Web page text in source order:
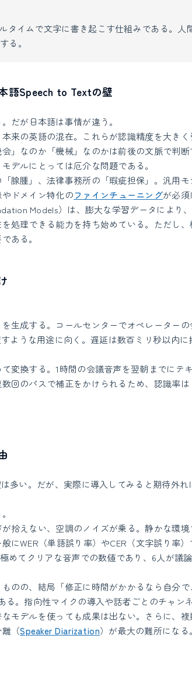
タイムで文字に書き起こす仕組みである。人
る。
語Speech to Textの壁
だが日本語は事情が違う。
来の英語の混在。これらが認識精度を大きく
」なのか「機械」なのかは前後の文脈で判断
デルにとっては厄介な問題である。
腺腫」、法律事務所の「瑕疵担保」。汎用モ
ドメイン特化のファインチューニングが必須
Models）は、膨大な学習データにより
処理できる能力を持ち始めている。ただし、
ある。
生成する。コールセンターでオペレーターの
ような用途に向く。遅延は数百ミリ秒以内に
変換する。1時間の会議音声を翌朝までにテ
回のパスで補正をかけられるため、認識率は
多い。だが、実際に導入してみると期待外れ
拾えない、空調のノイズが乗る。静かな環境
にWER（単語誤り率）やCER（文字誤り率）
めてクリアな音声での数値であり、6人が議
のの、結局「修正に時間がかかるなら自分で
る。指向性マイクの導入や話者ごとのチャン
モデルを使っても成果は出ない。さらに、複
（Speaker Diarization）が最大の難所になる